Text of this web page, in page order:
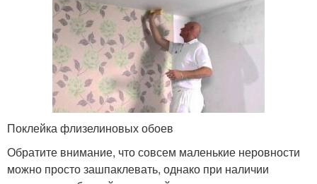
Поклейка флизелиновых обоев
Обратите внимание, что совсем маленькие неровности
можно просто зашпаклевать, однако при наличии